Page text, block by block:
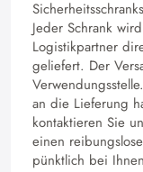
Jeder Schrank
Logistikpartner
geliefert. Der
an die Lieferung
kontaktieren Sie
einen
pünktlich bei